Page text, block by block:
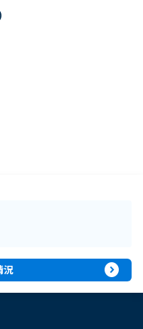
況 expand_circle_right